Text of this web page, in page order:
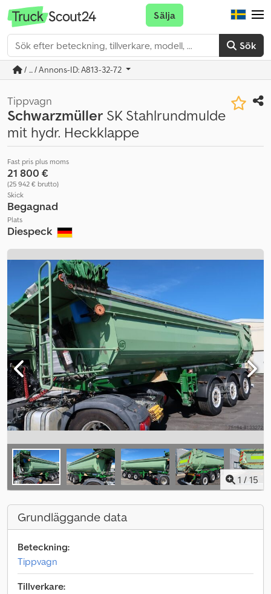
Sök
Sälja
/ ... / Annons-ID: A813-32-72
Tippvagn
Schwarzmüller SK Stahlrundmulde
mit hydr. Heckklappe
Fast pris plus moms
21 800 €
(25 942 € brutto)
Skick
Begagnad
Plats
Diespeck
1 / 15
Grundläggande data
Beteckning:
Tippvagn
Tillverkare: